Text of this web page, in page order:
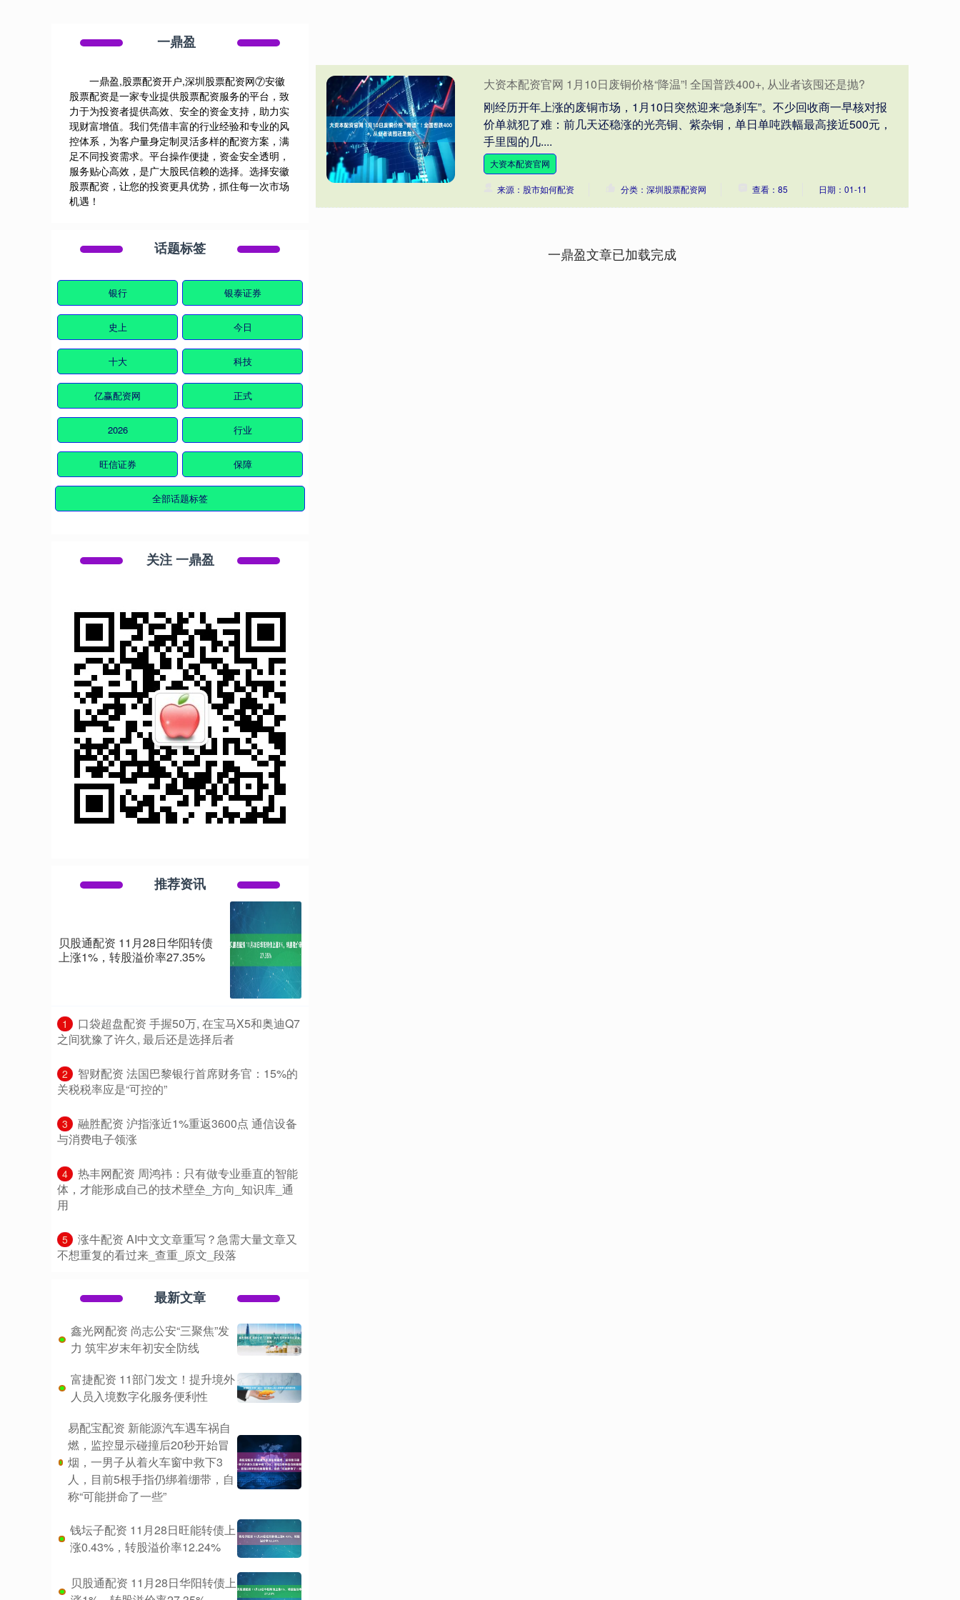
大资本配资官网 1月10日废铜价格“降温”! 全国普跌400+, 从业者该囤还是抛?
刚经历开年上涨的废铜市场，1月10日突然迎来“急刹车”。不少回收商一早核对报
价单就犯了难：前几天还稳涨的光亮铜、紫杂铜，单日单吨跌幅最高接近500元，
手里囤的几....
大资本配资官网
来源：股市如何配资 分类：深圳股票配资网 查看：85 日期：01-11
一鼎盈文章已加载完成
一鼎盈
一鼎盈,股票配资开户,深圳股票配资网⑦安徽
股票配资是一家专业提供股票配资服务的平台，致
力于为投资者提供高效、安全的资金支持，助力实
现财富增值。我们凭借丰富的行业经验和专业的风
控体系，为客户量身定制灵活多样的配资方案，满
足不同投资需求。平台操作便捷，资金安全透明，
服务贴心高效，是广大股民信赖的选择。选择安徽
股票配资，让您的投资更具优势，抓住每一次市场
机遇！
话题标签
银行 银泰证券
史上 今日
十大 科技
亿赢配资网 正式
2026 行业
旺信证券 保障
全部话题标签
关注 一鼎盈
推荐资讯
贝股通配资 11月28日华阳转债
上涨1%，转股溢价率27.35%
1
​口袋超盘配资 手握50万, 在宝马X5和奥迪Q7
之间犹豫了许久, 最后还是选择后者
2
​智财配资 法国巴黎银行首席财务官：15%的
关税税率应是“可控的”
3
​融胜配资 沪指涨近1%重返3600点 通信设备
与消费电子领涨
4
​热丰网配资 周鸿祎：只有做专业垂直的智能
体，才能形成自己的技术壁垒_方向_知识库_通
用
5
​涨牛配资 AI中文文章重写？急需大量文章又
不想重复的看过来_查重_原文_段落
最新文章
鑫光网配资 尚志公安“三聚焦”发
力 筑牢岁末年初安全防线
富捷配资 11部门发文！提升境外
人员入境数字化服务便利性
易配宝配资 新能源汽车遇车祸自
燃，监控显示碰撞后20秒开始冒
烟，一男子从着火车窗中救下3
人，目前5根手指仍绑着绷带，自
称“可能拼命了一些”
钱坛子配资 11月28日旺能转债上
涨0.43%，转股溢价率12.24%
贝股通配资 11月28日华阳转债上